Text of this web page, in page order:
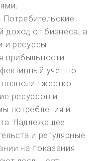
доход от бизнеса, а
и ресурсы
прибыльности
учет по
жестко
ресурсов и
потребления и
Надлежащее
и регулярные
на показания